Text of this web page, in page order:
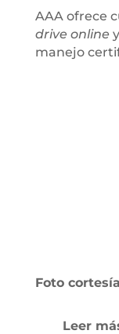
AAA ofrece
drive onliney
manejo
Foto
Leer